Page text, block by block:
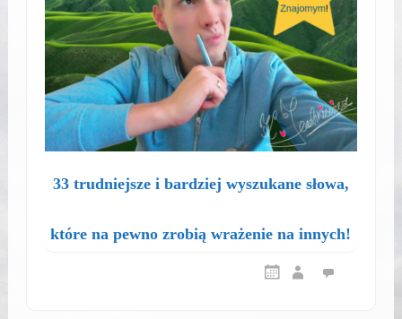
33 trudniejsze i bardziej wyszukane słowa,
które na pewno zrobią wrażenie na innych!